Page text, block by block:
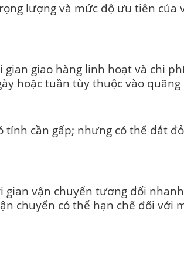
lượng và mức độ ưu tiên của
giao hàng linh hoạt và chi
hoặc tuần tùy thuộc vào quãng
cần gấp; nhưng có thể đắt
vận chuyển tương đối
chuyển có thể hạn chế đối với